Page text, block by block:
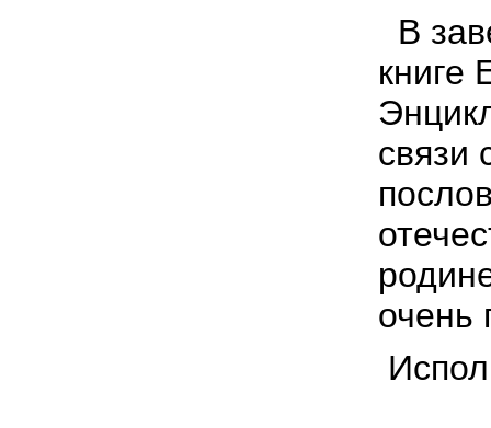
В
книге
связи
очень